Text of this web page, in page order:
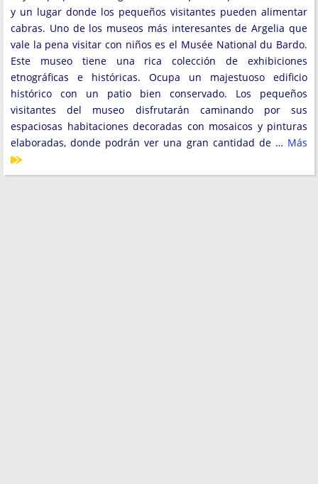
y un lugar donde los pequeños visitantes pueden alimentar
cabras. Uno de los museos más interesantes de Argelia que
vale la pena visitar con niños es el Musée National du Bardo.
Este museo tiene una rica colección de exhibiciones
etnográficas e históricas. Ocupa un majestuoso edificio
histórico con un patio bien conservado. Los pequeños
visitantes del museo disfrutarán caminando por sus
espaciosas habitaciones decoradas con mosaicos y pinturas
elaboradas, donde podrán ver una gran cantidad de … Más